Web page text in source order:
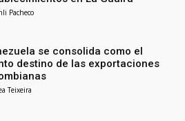
Pacheco
se consolida como el
destino de las exportaciones
Teixeira